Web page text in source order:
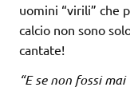
uomini “virili” che
calcio non sono
cantate!
“E se non fossi